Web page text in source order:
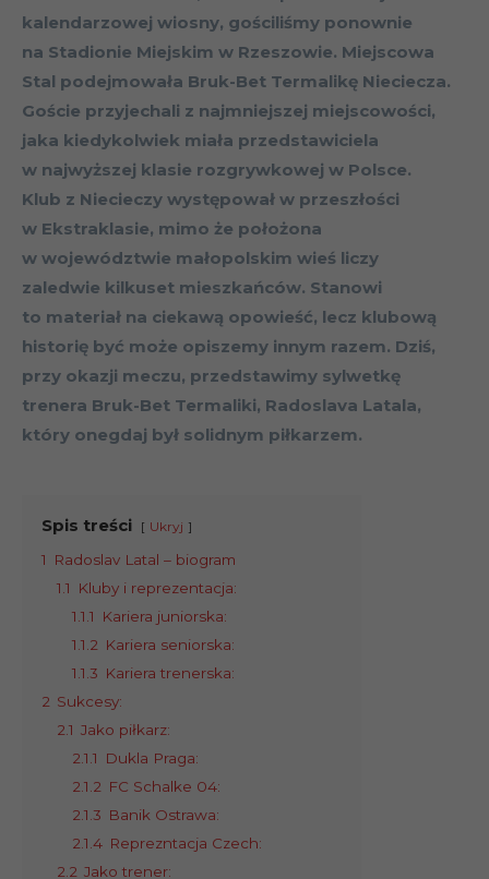
kalendarzowej wiosny, gościliśmy ponownie
na Stadionie Miejskim w Rzeszowie. Miejscowa
Stal podejmowała Bruk-Bet Termalikę Nieciecza.
Goście przyjechali z najmniejszej miejscowości,
jaka kiedykolwiek miała przedstawiciela
w najwyższej klasie rozgrywkowej w Polsce.
Klub z Niecieczy występował w przeszłości
w Ekstraklasie, mimo że położona
w województwie małopolskim wieś liczy
zaledwie kilkuset mieszkańców. Stanowi
to materiał na ciekawą opowieść, lecz klubową
historię być może opiszemy innym razem. Dziś,
przy okazji meczu, przedstawimy sylwetkę
trenera Bruk-Bet Termaliki, Radoslava Latala,
który onegdaj był solidnym piłkarzem.
Spis treści Ukryj
1
Radoslav Latal – biogram
1.1
Kluby i reprezentacja:
1.1.1
Kariera juniorska:
1.1.2 Kariera seniorska:
1.1.3 Kariera trenerska:
2 Sukcesy:
2.1 Jako piłkarz:
2.1.1
Dukla Praga:
2.1.2 FC Schalke 04:
2.1.3 Banik Ostrawa:
2.1.4 Reprezntacja Czech:
2.2 Jako trener: